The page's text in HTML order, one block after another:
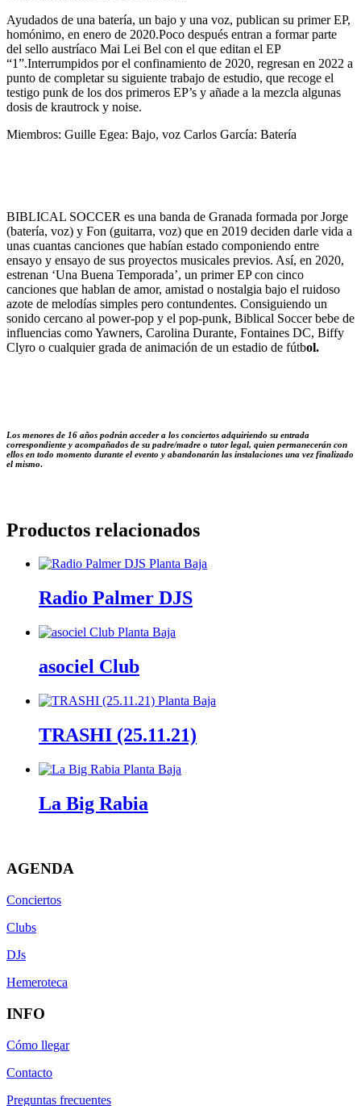
Ayudados de una batería, un bajo y una voz, publican su primer EP,
homónimo, en enero de 2020.Poco después entran a formar parte
del sello austríaco Mai Lei Bel con el que editan el EP
“1”.Interrumpidos por el confinamiento de 2020, regresan en 2022 a
punto de completar su siguiente trabajo de estudio, que recoge el
testigo punk de los dos primeros EP’s y añade a la mezcla algunas
dosis de krautrock y noise.
Miembros: Guille Egea: Bajo, voz Carlos García: Batería
BIBLICAL SOCCER es una banda de Granada formada por Jorge
(batería, voz) y Fon (guitarra, voz) que en 2019 deciden darle vida a
unas cuantas canciones que habían estado componiendo entre
ensayo y ensayo de sus proyectos musicales previos. Así, en 2020,
estrenan ‘Una Buena Temporada’, un primer EP con cinco
canciones que hablan de amor, amistad o nostalgia bajo el ruidoso
azote de melodías simples pero contundentes. Consiguiendo un
sonido cercano al power-pop y el pop-punk, Biblical Soccer bebe de
influencias como Yawners, Carolina Durante, Fontaines DC, Biffy
Clyro o cualquier grada de animación de un estadio de fútbol.
Los menores de 16 años podrán acceder a los conciertos adquiriendo su entrada
correspondiente y acompañados de su padre/madre o tutor legal, quien permanecerán con
ellos en todo momento durante el evento y abandonarán las instalaciones una vez finalizado
el mismo.
Productos relacionados
Radio Palmer DJS
asociel Club
TRASHI (25.11.21)
La Big Rabia
AGENDA
Conciertos
Clubs
DJs
Hemeroteca
INFO
Cómo llegar
Contacto
Preguntas frecuentes